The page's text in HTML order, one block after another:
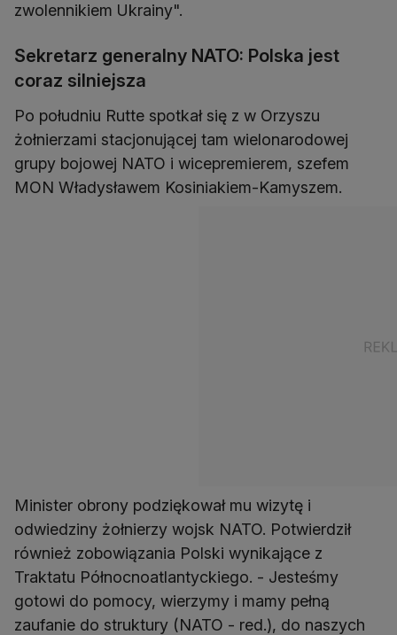
zwolennikiem Ukrainy".
Sekretarz generalny NATO: Polska jest
coraz silniejsza
Po południu Rutte spotkał się z w Orzyszu
żołnierzami stacjonującej tam wielonarodowej
grupy bojowej NATO i wicepremierem, szefem
MON Władysławem Kosiniakiem-Kamyszem.
Minister obrony podziękował mu wizytę i
odwiedziny żołnierzy wojsk NATO. Potwierdził
również zobowiązania Polski wynikające z
Traktatu Północnoatlantyckiego. - Jesteśmy
gotowi do pomocy, wierzymy i mamy pełną
zaufanie do struktury (NATO - red.), do naszych